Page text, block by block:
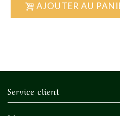
AJOUTER AU
Service client